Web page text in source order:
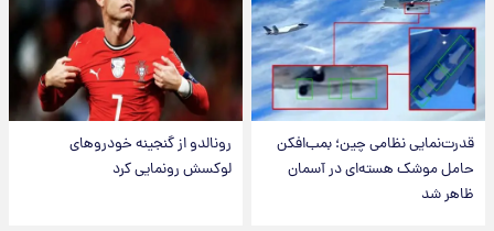
قدرت‌نمایی نظامی چین؛ بمب‌افکن
حامل موشک هسته‌ای در آسمان
ظاهر شد
رونالدو از گنجینه خودروهای
لوکسش رونمایی کرد